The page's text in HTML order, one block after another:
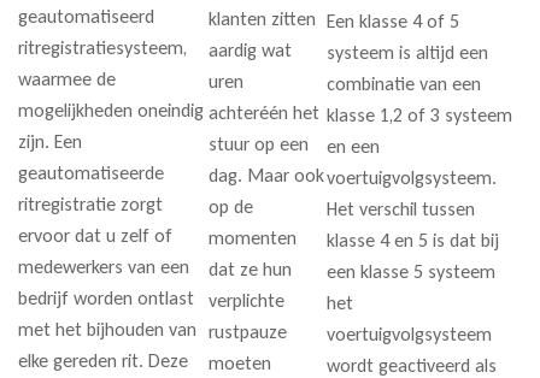
geautomatiseerd
ritregistratiesysteem,
waarmee de
mogelijkheden oneindig
zijn. Een
geautomatiseerde
ritregistratie zorgt
ervoor dat u zelf of
medewerkers van een
bedrijf worden ontlast
met het bijhouden van
elke gereden rit. Deze
klanten zitten
aardig wat
uren
achteréén het
stuur op een
dag. Maar ook
op de
momenten
dat ze hun
verplichte
rustpauze
moeten
Een klasse 4 of 5
systeem is altijd een
combinatie van een
klasse 1,2 of 3 systeem
en een
voertuigvolgsysteem.
Het verschil tussen
klasse 4 en 5 is dat bij
een klasse 5 systeem
het
voertuigvolgsysteem
wordt geactiveerd als